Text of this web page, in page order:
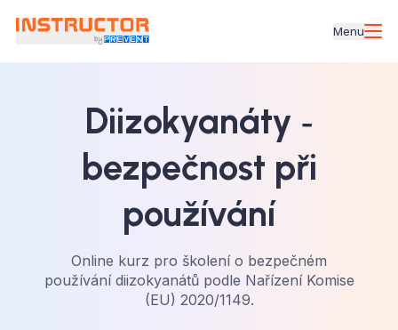
Menu
Diizokyanáty ‑
bezpečnost při
používání
Online kurz pro školení o bezpečném
používání diizokyanátů podle Nařízení Komise
(EU) 2020/1149.